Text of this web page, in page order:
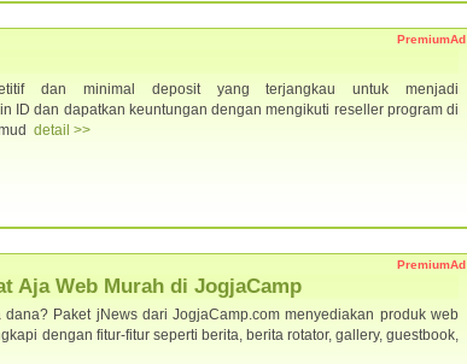
PremiumAd
dan minimal deposit yang terjangkau untuk menjadi
ID dan dapatkan keuntungan dengan mengikuti reseller program di
detail >>
PremiumAd
Aja Web Murah di JogjaCamp
Paket jNews dari JogjaCamp.com menyediakan produk web
dengan fitur-fitur seperti berita, berita rotator, gallery, guestbook,